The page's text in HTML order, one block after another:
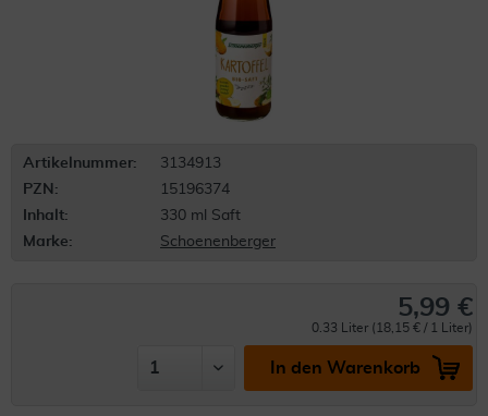
Artikelnummer:
3134913
PZN:
15196374
Inhalt:
330 ml Saft
Marke:
Schoenenberger
5,99 €
0.33 Liter (18,15 € / 1 Liter)
In den Warenkorb